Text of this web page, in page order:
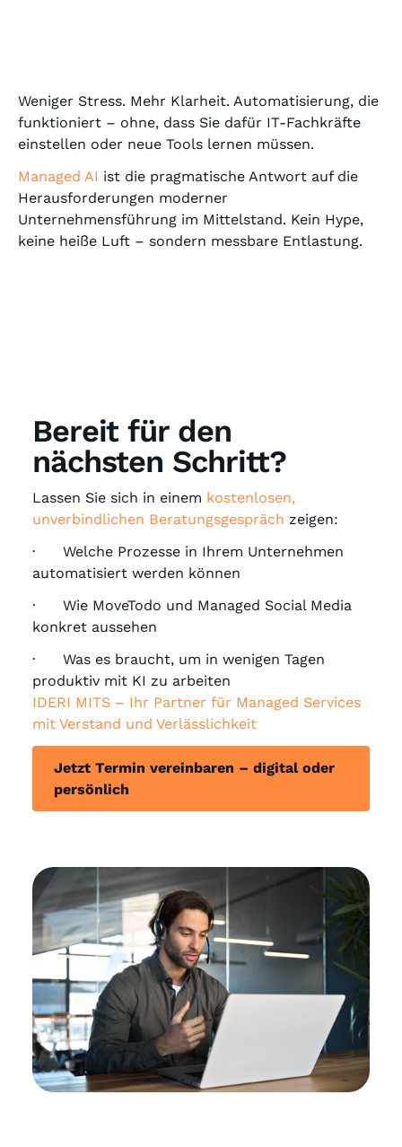
Weniger Stress. Mehr Klarheit. Automatisierung, die
funktioniert – ohne, dass Sie dafür IT-Fachkräfte
einstellen oder neue Tools lernen müssen.
Managed AI ist die pragmatische Antwort auf die
Herausforderungen moderner
Unternehmensführung im Mittelstand. Kein Hype,
keine heiße Luft – sondern messbare Entlastung.
Bereit für den
nächsten Schritt?
Lassen Sie sich in einem kostenlosen,
unverbindlichen Beratungsgespräch zeigen:
· Welche Prozesse in Ihrem Unternehmen
automatisiert werden können
· Wie MoveTodo und Managed Social Media
konkret aussehen
· Was es braucht, um in wenigen Tagen
produktiv mit KI zu arbeiten
IDERI MITS – Ihr Partner für Managed Services
mit Verstand und Verlässlichkeit
Jetzt Termin vereinbaren – digital oder
persönlich